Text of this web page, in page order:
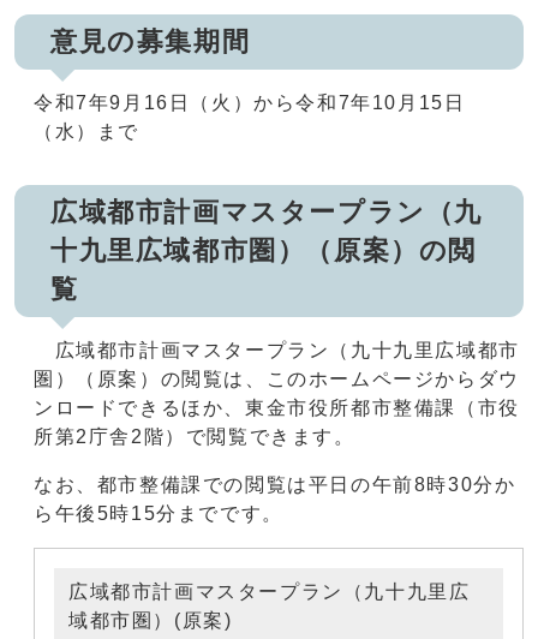
意見の募集期間
令和7年9月16日（火）から令和7年10月15日
（水）まで
広域都市計画マスタープラン（九
十九里広域都市圏）（原案）の閲
覧
広域都市計画マスタープラン（九十九里広域都市
圏）（原案）の閲覧は、このホームページからダウ
ンロードできるほか、東金市役所都市整備課（市役
所第2庁舎2階）で閲覧できます。
なお、都市整備課での閲覧は平日の午前8時30分か
ら午後5時15分までです。
広域都市計画マスタープラン（九十九里広
域都市圏）(原案)